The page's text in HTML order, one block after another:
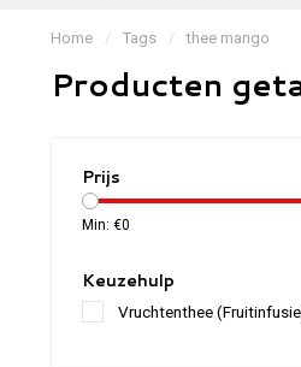
Home / Tags / thee mango
Producten
Prijs
Min: €0
Keuzehulp
Vruchtenthee